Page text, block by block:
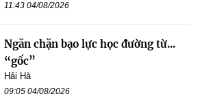
11:43 04/08/2026
Ngăn chặn bạo lực học đường từ...
“gốc”
Hải Hà
09:05 04/08/2026